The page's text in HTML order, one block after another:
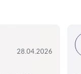
28.04.2026